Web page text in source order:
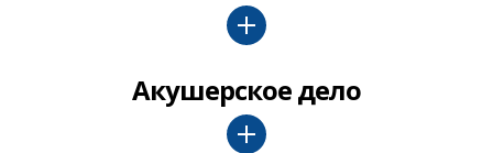
Акушерское дело